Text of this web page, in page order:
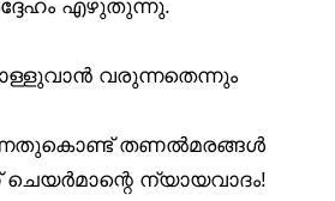
എഴുതുന്നു.
വരുന്നതെന്നും
തണൽമരങ്ങൾ
ന്യായവാദം!